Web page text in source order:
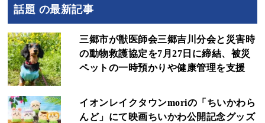
話題 の最新記事
三郷市が獣医師会三郷吉川分会と災害時
の動物救護協定を7月27日に締結、被災
ペットの一時預かりや健康管理を支援
イオンレイクタウンmoriの「ちいかわら
んど」にて映画ちいかわ公開記念グッズ